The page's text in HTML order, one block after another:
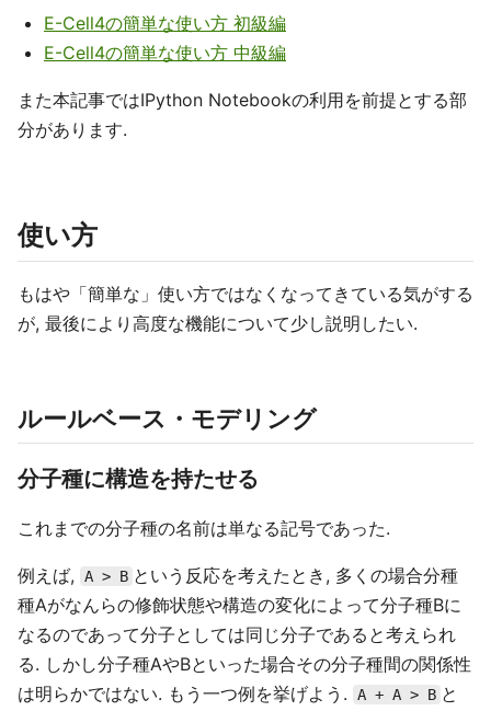
E-Cell4の簡単な使い方 初級編
E-Cell4の簡単な使い方 中級編
また本記事ではIPython Notebookの利用を前提とする部
分があります.
使い方
もはや「簡単な」使い方ではなくなってきている気がする
が, 最後により高度な機能について少し説明したい.
ルールベース・モデリング
分子種に構造を持たせる
これまでの分子種の名前は単なる記号であった.
例えば, A > B という反応を考えたとき, 多くの場合分種
種Aがなんらの修飾状態や構造の変化によって分子種Bに
なるのであって分子としては同じ分子であると考えられ
る. しかし分子種AやBといった場合その分子種間の関係性
は明らかではない. もう一つ例を挙げよう.
A + A > B と